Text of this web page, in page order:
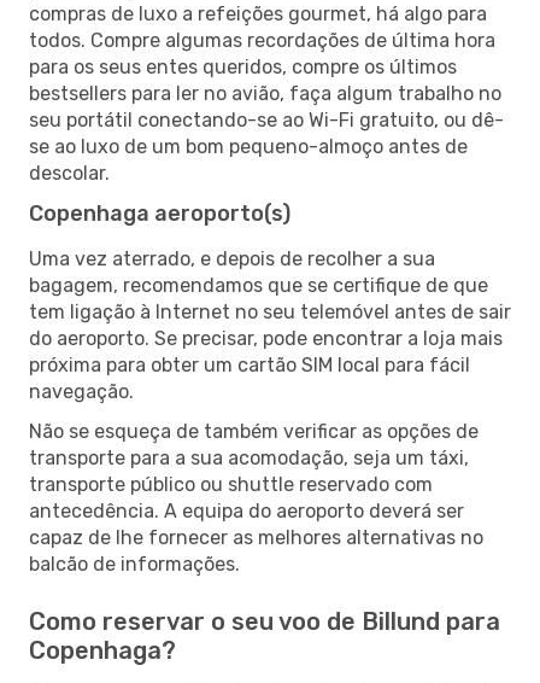
compras de luxo a refeições gourmet, há algo para
todos. Compre algumas recordações de última hora
para os seus entes queridos, compre os últimos
bestsellers para ler no avião, faça algum trabalho no
seu portátil conectando-se ao Wi-Fi gratuito, ou dê-
se ao luxo de um bom pequeno-almoço antes de
descolar.
Copenhaga aeroporto(s)
Uma vez aterrado, e depois de recolher a sua
bagagem, recomendamos que se certifique de que
tem ligação à Internet no seu telemóvel antes de sair
do aeroporto. Se precisar, pode encontrar a loja mais
próxima para obter um cartão SIM local para fácil
navegação.
Não se esqueça de também verificar as opções de
transporte para a sua acomodação, seja um táxi,
transporte público ou shuttle reservado com
antecedência. A equipa do aeroporto deverá ser
capaz de lhe fornecer as melhores alternativas no
balcão de informações.
Como reservar o seu voo de Billund para
Copenhaga?